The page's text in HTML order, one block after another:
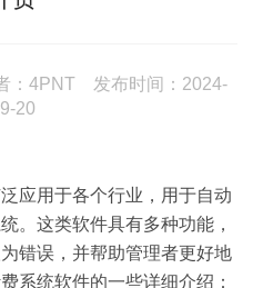
：4PNT 发布时间：2024-
20
用于各个行业，用于自动
。这类软件具有多种功能，
错误，并帮助管理者更好地
系统软件的一些详细介绍：